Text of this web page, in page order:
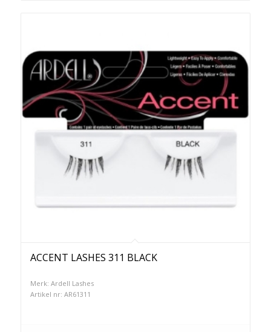
ACCENT LASHES 311 BLACK
Merk: Ardell Lashes
Artikel nr: AR61311